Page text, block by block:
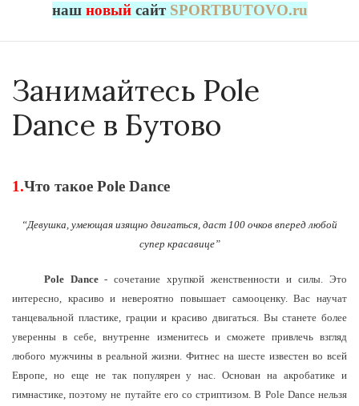
наш новыйсайт SPORTBUTOVO.ru
Занимайтесь Pole
Dance в Бутово
1.Что такое Pole Dance
“Девушка, умеющая изящно двигаться, даст 100 очков вперед любой
супер красавице”
Pole Dance- сочетание хрупкой женственности и силы. Это
интересно, красиво и невероятно повышает самооценку. Вас научат
танцевальной пластике, грации и красиво двигаться. Вы станете более
уверенны в себе, внутренне изменитесь и сможете привлечь взгляд
любого мужчины в реальной жизни. Фитнес на шесте известен во всей
Европе, но еще не так популярен у нас. Основан на акробатике и
гимнастике, поэтому не путайте его со стриптизом. В Pole Dance нельзя